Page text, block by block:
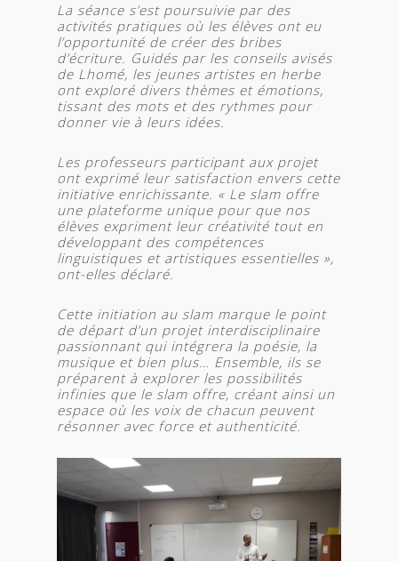
La séance s’est poursuivie par des
activités pratiques où les élèves ont eu
l’opportunité de créer des bribes
d’écriture. Guidés par les conseils avisés
de Lhomé, les jeunes artistes en herbe
ont exploré divers thèmes et émotions,
tissant des mots et des rythmes pour
donner vie à leurs idées.
Les professeurs participant aux projet
ont exprimé leur satisfaction envers cette
initiative enrichissante. « Le slam offre
une plateforme unique pour que nos
élèves expriment leur créativité tout en
développant des compétences
linguistiques et artistiques essentielles »,
ont-elles déclaré.
Cette initiation au slam marque le point
de départ d’un projet interdisciplinaire
passionnant qui intégrera la poésie, la
musique et bien plus… Ensemble, ils se
préparent à explorer les possibilités
infinies que le slam offre, créant ainsi un
espace où les voix de chacun peuvent
résonner avec force et authenticité.